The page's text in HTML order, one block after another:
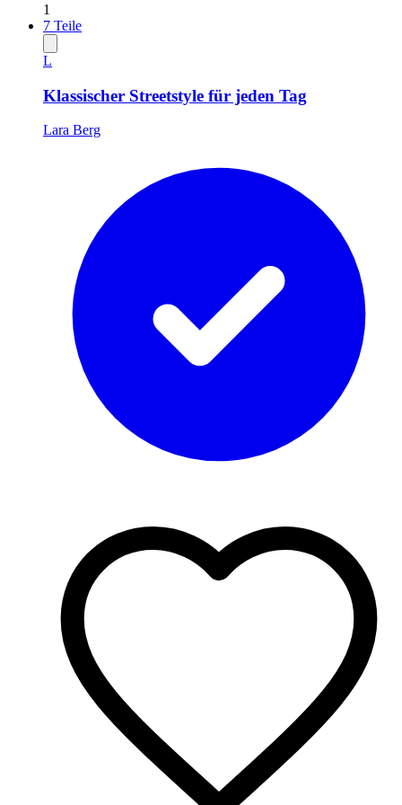
1
7 Teile
L
Klassischer Streetstyle für jeden Tag
Lara Berg